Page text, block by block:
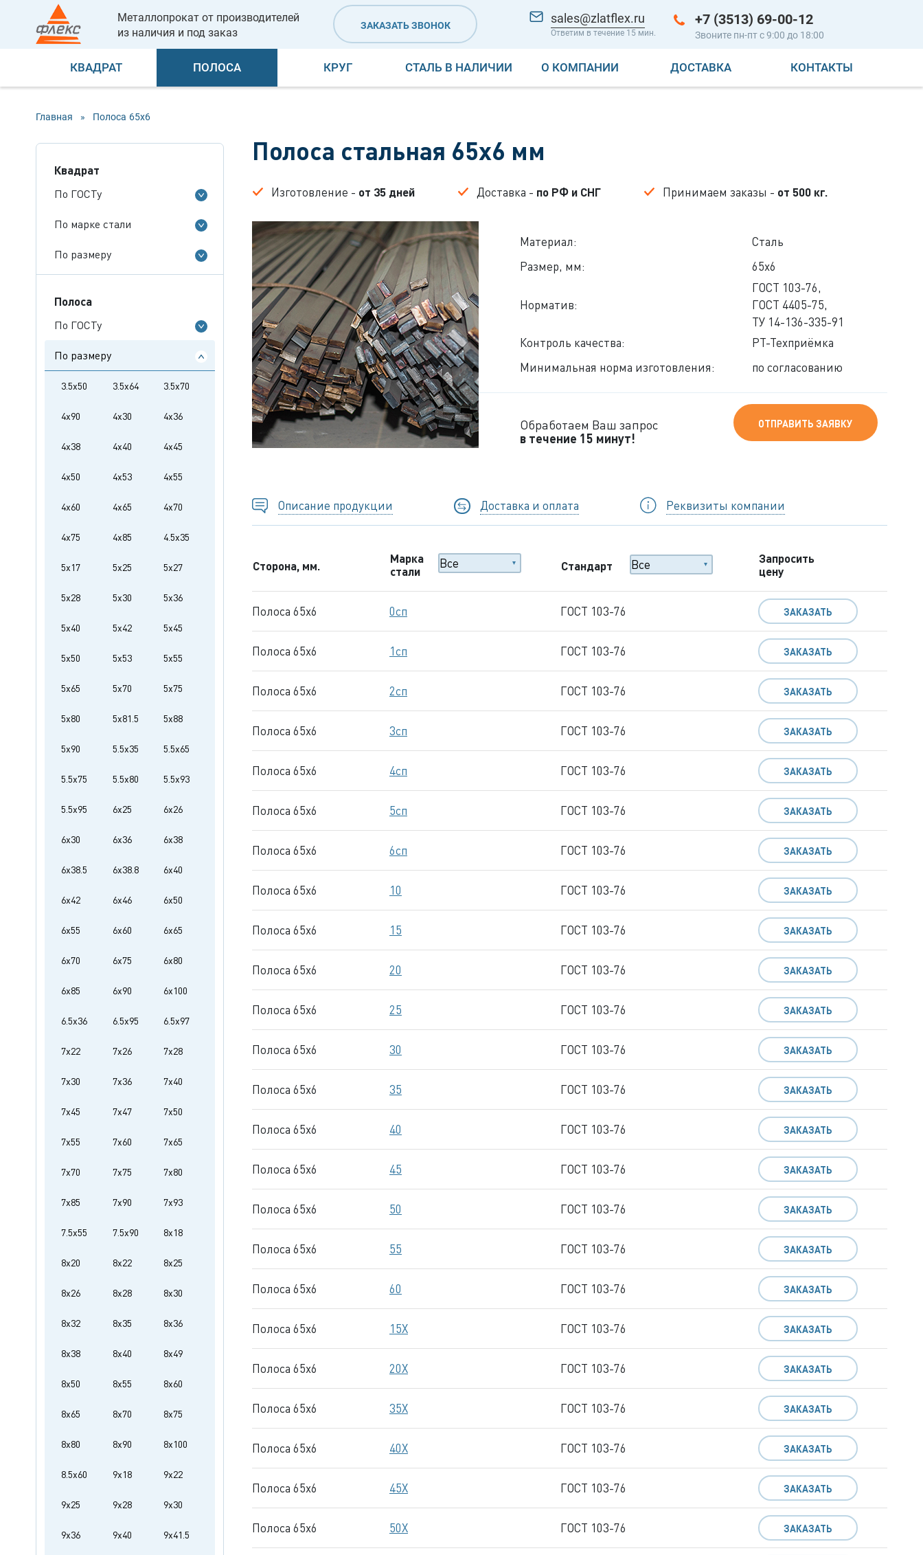
Металлопрокат от производителей
из наличия и под заказ
ЗАКАЗАТЬ ЗВОНОК sales@zlatflex.ru
Ответим в течение 15 мин.
+7 (3513) 69-00-12
Звоните пн-пт с 9:00 до 18:00
КВАДРАТ ПОЛОСА КРУГ СТАЛЬ В НАЛИЧИИ О КОМПАНИИ ДОСТАВКА КОНТАКТЫ
Главная » Полоса 65x6
Квадрат
По ГОСТу
По марке стали
По размеру
Полоса
По ГОСТу
По размеру
3.5x50 3.5x64 3.5x70
4x90 4x30 4x36
4x38 4x40 4x45
4x50 4x53 4x55
4x60 4x65 4x70
4x75 4x85 4.5x35
5x17 5x25 5x27
5x28 5x30 5x36
5x40 5x42 5x45
5x50 5x53 5x55
5x65 5x70 5x75
5x80 5x81.5 5x88
5x90 5.5x35 5.5x65
5.5x75 5.5x80 5.5x93
5.5x95 6x25 6x26
6x30 6x36 6x38
6x38.5 6x38.8 6x40
6x42 6x46 6x50
6x55 6x60 6x65
6x70 6x75 6x80
6x85 6x90 6x100
6.5x36 6.5x95 6.5x97
7x22 7x26 7x28
7x30 7x36 7x40
7x45 7x47 7x50
7x55 7x60 7x65
7x70 7x75 7x80
7x85 7x90 7x93
7.5x55 7.5x90 8x18
8x20 8x22 8x25
8x26 8x28 8x30
8x32 8x35 8x36
8x38 8x40 8x49
8x50 8x55 8x60
8x65 8x70 8x75
8x80 8x90 8x100
8.5x60 9x18 9x22
9x25 9x28 9x30
9x36 9x40 9x41.5
Полоса стальная 65x6 мм
Изготовление - от 35 дней Доставка - по РФ и СНГ Принимаем заказы - от 500 кг.
Материал:
Сталь
Размер, мм:
65x6
Норматив:
ГОСТ 103-76,
ГОСТ 4405-75,
ТУ 14-136-335-91
Контроль качества:
РТ-Техприёмка
Минимальная норма изготовления:
по согласованию
Обработаем Ваш запрос
в течение 15 минут!
ОТПРАВИТЬ ЗАЯВКУ
Описание продукции Доставка и оплата Реквизиты компании
Сторона, мм.
Марка
стали
Стандарт
Запросить
цену
Полоса 65x6 0сп ГОСТ 103-76 ЗАКАЗАТЬ
Полоса 65x6 1сп ГОСТ 103-76 ЗАКАЗАТЬ
Полоса 65x6 2сп ГОСТ 103-76 ЗАКАЗАТЬ
Полоса 65x6 3сп ГОСТ 103-76 ЗАКАЗАТЬ
Полоса 65x6 4сп ГОСТ 103-76 ЗАКАЗАТЬ
Полоса 65x6 5сп ГОСТ 103-76 ЗАКАЗАТЬ
Полоса 65x6 6сп ГОСТ 103-76 ЗАКАЗАТЬ
Полоса 65x6 10 ГОСТ 103-76 ЗАКАЗАТЬ
Полоса 65x6 15 ГОСТ 103-76 ЗАКАЗАТЬ
Полоса 65x6 20 ГОСТ 103-76 ЗАКАЗАТЬ
Полоса 65x6 25 ГОСТ 103-76 ЗАКАЗАТЬ
Полоса 65x6 30 ГОСТ 103-76 ЗАКАЗАТЬ
Полоса 65x6 35 ГОСТ 103-76 ЗАКАЗАТЬ
Полоса 65x6 40 ГОСТ 103-76 ЗАКАЗАТЬ
Полоса 65x6 45 ГОСТ 103-76 ЗАКАЗАТЬ
Полоса 65x6 50 ГОСТ 103-76 ЗАКАЗАТЬ
Полоса 65x6 55 ГОСТ 103-76 ЗАКАЗАТЬ
Полоса 65x6 60 ГОСТ 103-76 ЗАКАЗАТЬ
Полоса 65x6 15Х ГОСТ 103-76 ЗАКАЗАТЬ
Полоса 65x6 20Х ГОСТ 103-76 ЗАКАЗАТЬ
Полоса 65x6 35Х ГОСТ 103-76 ЗАКАЗАТЬ
Полоса 65x6 40Х ГОСТ 103-76 ЗАКАЗАТЬ
Полоса 65x6 45Х ГОСТ 103-76 ЗАКАЗАТЬ
Полоса 65x6 50Х ГОСТ 103-76 ЗАКАЗАТЬ